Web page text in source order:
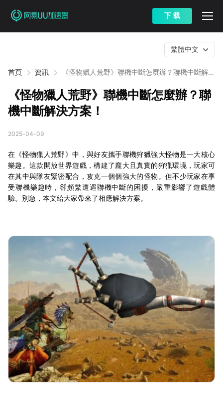
下 载
首頁 資訊
《怪物獵人荒野》聯機中斷怎麼辦？聯機中斷解決
繁體中文
《怪物獵人荒野》聯機中斷怎麼辦？聯
機中斷解決方案！
2025-04-09
在《怪物獵人荒野》中，與好友攜手聯機狩獵強大怪物是一大核心
樂趣。這款開放世界遊戲，構建了龐大且真實的狩獵環境，玩家可
在其中與隊友緊密配合，攻克一個個強大的怪物。但不少玩家在享
受聯機樂趣時，卻頻繁遭遇聯機中斷的困擾，嚴重影響了遊戲體
驗。別急，本文給大家帶來了相應解決方案。